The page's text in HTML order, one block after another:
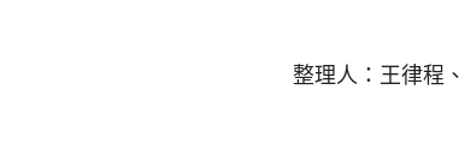
整理人：王律程